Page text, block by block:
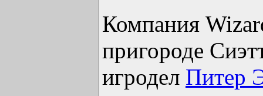
Компания
пригороде
игродел Питер